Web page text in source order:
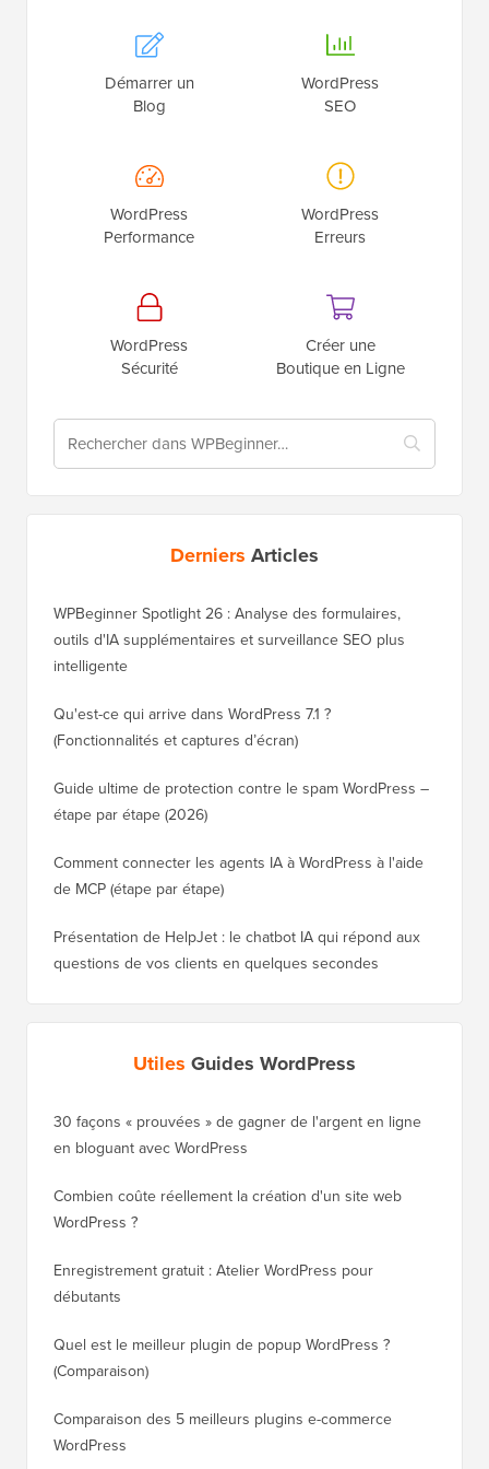
Démarrer un
Blog
WordPress
SEO
WordPress
Performance
WordPress
Erreurs
WordPress
Sécurité
Créer une
Boutique en Ligne
Derniers Articles
WPBeginner Spotlight 26 : Analyse des formulaires,
outils d'IA supplémentaires et surveillance SEO plus
intelligente
Qu'est-ce qui arrive dans WordPress 7.1 ?
(Fonctionnalités et captures d’écran)
Guide ultime de protection contre le spam WordPress –
étape par étape (2026)
Comment connecter les agents IA à WordPress à l'aide
de MCP (étape par étape)
Présentation de HelpJet : le chatbot IA qui répond aux
questions de vos clients en quelques secondes
Utiles Guides WordPress
30 façons « prouvées » de gagner de l'argent en ligne
en bloguant avec WordPress
Combien coûte réellement la création d'un site web
WordPress ?
Enregistrement gratuit : Atelier WordPress pour
débutants
Quel est le meilleur plugin de popup WordPress ?
(Comparaison)
Comparaison des 5 meilleurs plugins e-commerce
WordPress